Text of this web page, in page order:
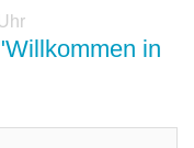
in